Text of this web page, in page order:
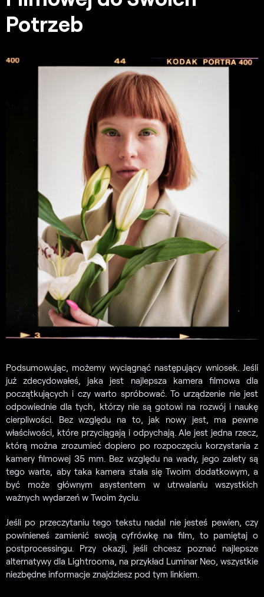
Potrzeb
Podsumowując, możemy wyciągnąć następujący wniosek. Jeśli
już zdecydowałeś, jaka jest najlepsza kamera filmowa dla
początkujących i czy warto spróbować. To urządzenie nie jest
odpowiednie dla tych, którzy nie są gotowi na rozwój i naukę
cierpliwości. Bez względu na to, jak nowy jest, ma pewne
właściwości, które przyciągają i odpychają. Ale jest jedna rzecz,
którą można zrozumieć dopiero po rozpoczęciu korzystania z
kamery filmowej 35 mm. Bez względu na wady, jego zalety są
tego warte, aby taka kamera stała się Twoim dodatkowym, a
być może głównym asystentem w utrwalaniu wszystkich
ważnych wydarzeń w Twoim życiu.
Jeśli po przeczytaniu tego tekstu nadal nie jesteś pewien, czy
powinieneś zamienić swoją cyfrówkę na film, to pamiętaj o
postprocessingu. Przy okazji, jeśli chcesz poznać najlepsze
alternatywy dla Lightrooma, na przykład Luminar Neo, wszystkie
niezbędne informacje znajdziesz pod tym linkiem.